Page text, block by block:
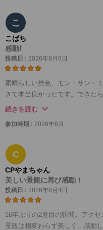
ドルも美味しかったです。
あとは何と言ってもモンサンミ
がとても分かりやすく、まるで
に滑らかな解説でした。
Mybus のツアーに申し込んでと
こ
こばち
感動❗️
投稿日 : 2026年8月6日
素晴らしい景色、モン・サン・
きて本当良かったです。できた
是非ガイド付きをおすすめしま
て気づかないで終わっていたと
した。ありがとうございます♪
続きを読む
参加時期 : 2026年8月
C
CPやまちゃん
美しい景観に再び感動！
投稿日 : 2026年8月4日
16年ぶりの2度目の訪問。アク
景観は相変わらず美しく、感動